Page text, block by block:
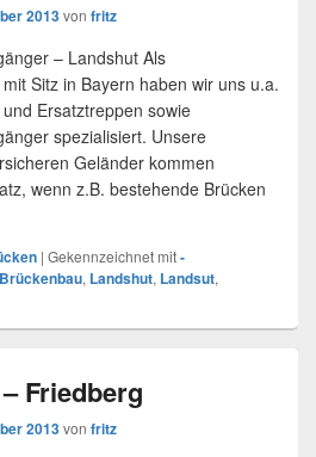
2013von fritz
– Landshut Als
Sitz in Bayern haben wir uns u.a.
Ersatztreppen sowie
spezialisiert. Unsere
Geländer kommen
wenn z.B. bestehende Brücken
Landshut
| Gekennzeichnet mit-
Brückenbau, Landshut, Landsut,
Friedberg
2013von fritz